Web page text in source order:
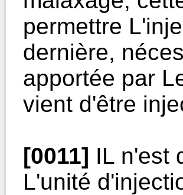
permettre
dernière,
apportée par
vient d'être
[0011] IL n'est
L'unité